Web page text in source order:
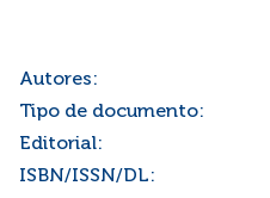
Autores:
Tipo de documento:
Editorial:
ISBN/ISSN/DL: